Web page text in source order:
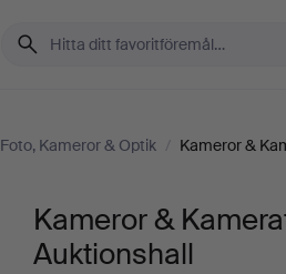
Foto, Kameror & Optik / Kameror &
Kameror &
Auktionshall